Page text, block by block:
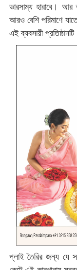
ভারসাম্য হারাবে।
আরও বেশি পরিমাণে
এই ব্যবসায়ী
প্লাই তৈরির জন্য যে